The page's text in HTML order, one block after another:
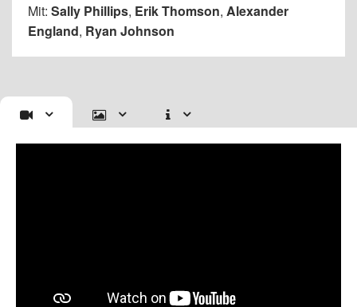
Mit: Sally Phillips, Erik Thomson, Alexander
England, Ryan Johnson